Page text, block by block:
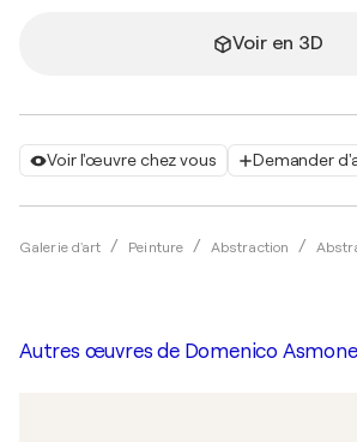
Voir l'œuvre chez vous Demander
Galerie d'art Peinture Abstraction
Voir en 3D
Autres œuvres de Domenico Asmone